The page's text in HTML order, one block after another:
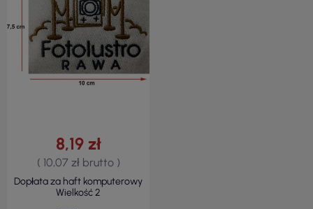
8,19 zł
( 10,07 zł brutto )
Dopłata za haft komputerowy
Wielkość 2